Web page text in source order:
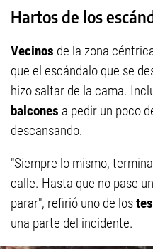
Hartos de los
Vecinos de la zona
que el escándalo que se
hizo saltar de la cama.
balcones a pedir un poco
descansando.
"Siempre lo mismo,
calle. Hasta que no pase
parar", refirió uno de los
una parte del incidente.